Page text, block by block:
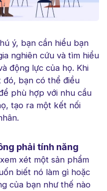
ý, bạn cần hiểu bạn
nghiên cứu và tìm hiểu
động lực của họ. Khi
đó, bạn có thể điều
phù hợp với nhu cầu
tạo ra một kết nối
phải tính năng
xét một sản phẩm
biết nó làm gì hoặc
của bạn như thế nào